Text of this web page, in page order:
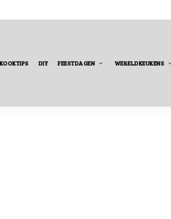
KOOKTIPS DIY FEESTDAGEN WERELDKEUKENS